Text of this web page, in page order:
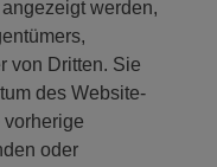
werden,
von Dritten. Sie
des Website-
vorherige
oder